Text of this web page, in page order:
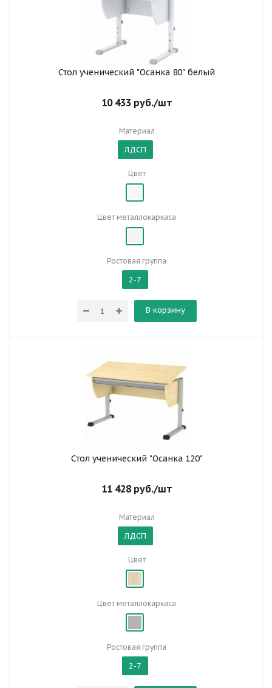
Стол ученический "Осанка 80" белый
10 433руб./шт
Материал
ЛДСП
Цвет
Цвет металлокаркаса
Ростовая группа
2-7
В корзину
Стол ученический "Осанка 120"
11 428руб./шт
Материал
ЛДСП
Цвет
Цвет металлокаркаса
Ростовая группа
2-7